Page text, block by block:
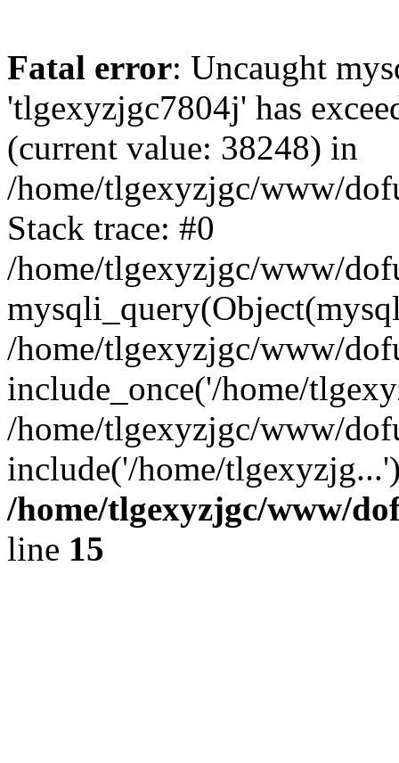
Fatal error: Uncaught
'tlgexyzjgc7804j' has
(current value: 38248) in
/home/tlgexyzjgc/www/
Stack trace: #0
/home/tlgexyzjgc/www/
/home/tlgexyzjgc/www/
include_once('/home/
/home/tlgexyzjgc/www/
include('/home/
/home/tlgexyzjgc/www/
line 15